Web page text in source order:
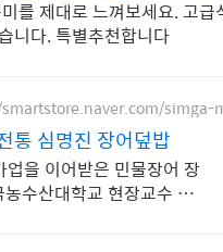
를 제대로 느껴보세요. 고급
니다. 특별추천합니다
simga-
통 심명진 장어덮밥
을 이어받은 민물장어 장
농수산대학교 현장교수 전